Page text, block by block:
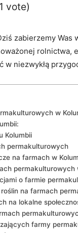
vote)
zabierzemy
rolnictwa,
w niezwykłą
w
Kolumbii
permakulturowych
na farmach w
permakulturowych
o‍ farmie
na ‌farmach
na ⁤lokalne
​farmy